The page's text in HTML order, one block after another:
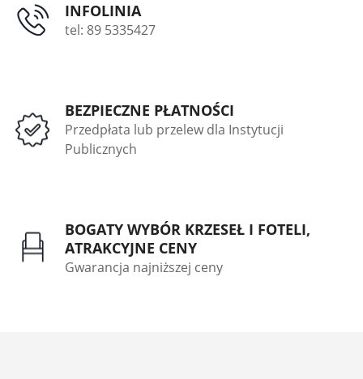
INFOLINIA
tel: 89 5335427
BEZPIECZNE PŁATNOŚCI
Przedpłata lub przelew dla Instytucji
Publicznych
BOGATY WYBÓR KRZESEŁ I FOTELI,
ATRAKCYJNE CENY
Gwarancja najniższej ceny